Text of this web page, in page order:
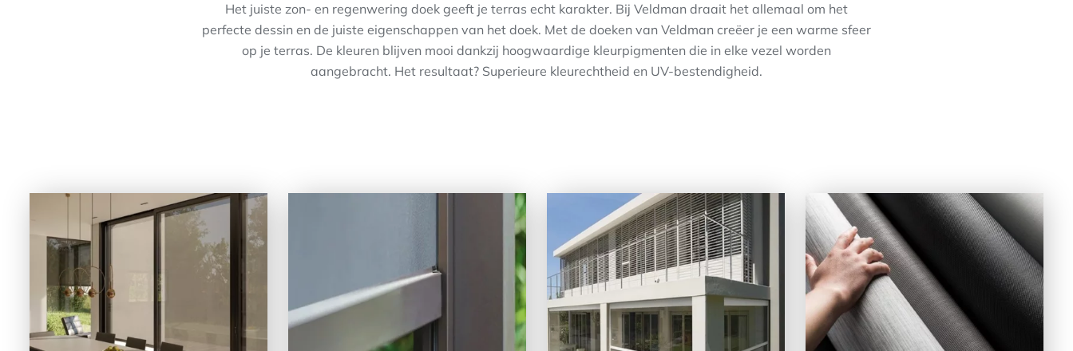
Het juiste zon- en regenwering doek geeft je terras echt karakter. Bij Veldman draait het allemaal om het
perfecte dessin en de juiste eigenschappen van het doek. Met de doeken van Veldman creëer je een warme sfeer
op je terras. De kleuren blijven mooi dankzij hoogwaardige kleurpigmenten die in elke vezel worden
aangebracht. Het resultaat? Superieure kleurechtheid en UV-bestendigheid.